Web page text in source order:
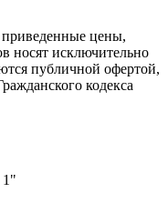
цены,
носят исключительно
публичной офертой,
кодекса
1"